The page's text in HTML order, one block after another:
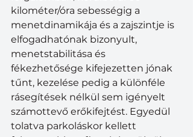
kilométer/óra sebességig a
menetdinamikája és a zajszintje is
elfogadhatónak bizonyult,
menetstabilitása és
fékezhetősége kifejezetten jónak
tűnt, kezelése pedig a különféle
rásegítések nélkül sem igényelt
számottevő erőkifejtést. Egyedül
tolatva parkoláskor kellett